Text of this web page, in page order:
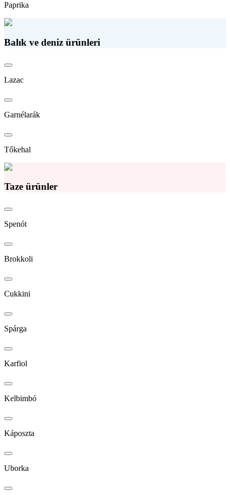
Paprika
Balık ve deniz ürünleri
Lazac
Garnélarák
Tőkehal
Taze ürünler
Spenót
Brokkoli
Cukkini
Spárga
Karfiol
Kelbimbó
Káposzta
Uborka